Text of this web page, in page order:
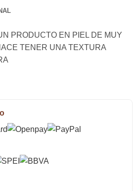
PRODUCTO EN PIEL DE MUY
TENER UNA TEXTURA